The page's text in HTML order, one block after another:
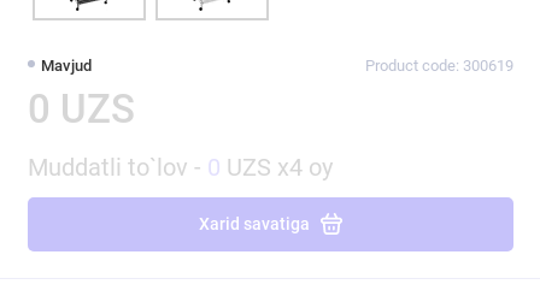
Mavjud Product code: 300619
0 UZS
Muddatli to`lov - 0 UZS x4 oy
Xarid savatiga